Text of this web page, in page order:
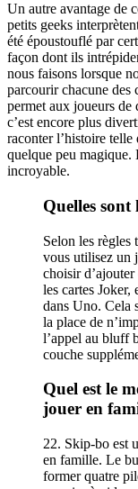
Un autre avantage de
petits geeks
été époustouflé par
façon dont ils
nous faisons lorsque
parcourir chacune des
permet aux joueurs de
c’est encore plus
raconter l’histoire telle
quelque peu magique.
incroyable.
Quelles sont
Selon les règles
vous utilisez un
choisir
les cartes Joker,
dans Uno. Cela
la place de
l’appel au bluff
couche
Quel est le
jouer en
22. Skip-bo est
en famille. Le
former quatre